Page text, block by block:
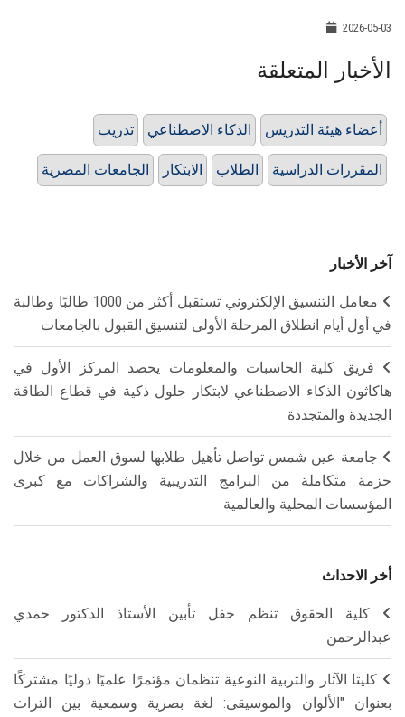
2026-05-03
الأخبار المتعلقة
تدريب الذكاء الاصطناعي أعضاء هيئة التدريس
الجامعات المصرية الابتكار الطلاب المقررات الدراسية
آخر الأخبار
معامل التنسيق الإلكتروني تستقبل أكثر من 1000 طالبًا وطالبة
في أول أيام انطلاق المرحلة الأولى لتنسيق القبول بالجامعات
فريق كلية الحاسبات والمعلومات يحصد المركز الأول في
هاكاثون الذكاء الاصطناعي لابتكار حلول ذكية في قطاع الطاقة
الجديدة والمتجددة
جامعة عين شمس تواصل تأهيل طلابها لسوق العمل من خلال
حزمة متكاملة من البرامج التدريبية والشراكات مع كبرى
المؤسسات المحلية والعالمية
أخر الاحداث
كلية الحقوق تنظم حفل تأبين الأستاذ الدكتور حمدي
عبدالرحمن
كليتا الآثار والتربية النوعية تنظمان مؤتمرًا علميًا دوليًا مشتركًا
بعنوان "الألوان والموسيقى: لغة بصرية وسمعية بين التراث